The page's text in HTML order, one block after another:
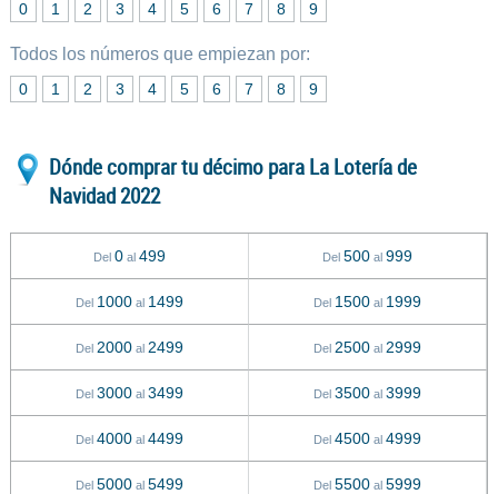
0 1 2 3 4 5 6 7 8 9
Todos los números que empiezan por:
0 1 2 3 4 5 6 7 8 9
Dónde comprar tu décimo para La Lotería de
Navidad 2022
Del 0al 499 Del500 al999
Del 1000al 1499 Del 1500 al 1999
Del 2000al 2499 Del 2500 al 2999
Del 3000al 3499 Del3500 al3999
Del 4000al 4499 Del4500 al4999
Del 5000al 5499 Del5500 al5999